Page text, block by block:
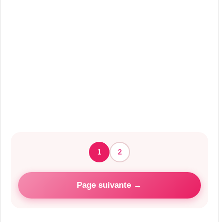
1 2
Page suivante →